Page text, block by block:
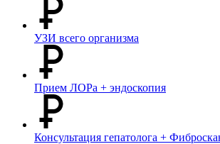
УЗИ всего организма
Прием ЛОРа + эндоскопия
Консультация гепатолога +